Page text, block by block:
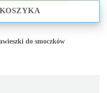
do smoczków